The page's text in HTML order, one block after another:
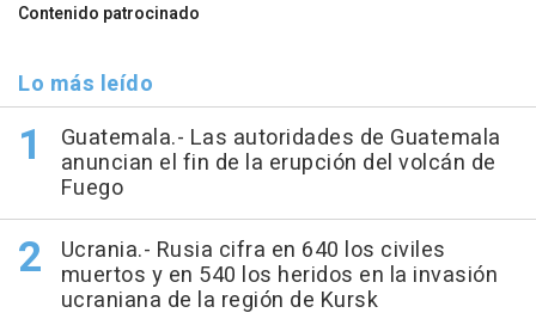
Contenido patrocinado
Lo más leído
Guatemala.- Las autoridades de Guatemala
anuncian el fin de la erupción del volcán de
Fuego
Ucrania.- Rusia cifra en 640 los civiles
muertos y en 540 los heridos en la invasión
ucraniana de la región de Kursk